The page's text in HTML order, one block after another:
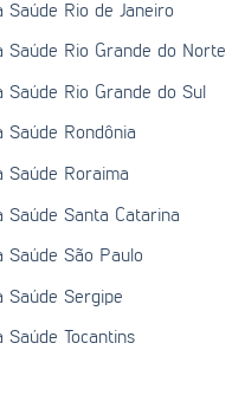
Saúde Rio de Janeiro
Saúde Rio Grande do Norte
Saúde Rio Grande do Sul
Saúde Rondônia
Saúde Roraima
Saúde Santa Catarina
Saúde São Paulo
Saúde Sergipe
Saúde Tocantins